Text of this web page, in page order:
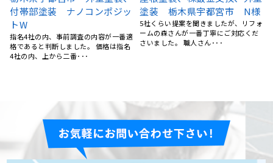
栃木県真岡市 屋根塗装・外
壁塗装 S様邸 ナノコンポ
ジットW・ファイン4Fセラミ
ック
マイホーム、築20年以上が経っていま
宇都宮市 K様 トタン外壁
張替え
今回はお世話になりました。 外壁のサ
ビが気になっていたので、見てもらっ